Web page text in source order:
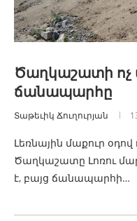
Ծաղկաշատի ոչ
ճանապարհը
Տաթեւիկ Ճուղուրյան
Լեռնային մաքուր
Ծաղկաշատը Լոռու
է, բայց ճանապարհի…